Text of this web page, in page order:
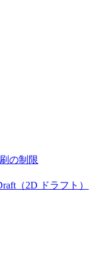
の制限
（2D ドラフト）